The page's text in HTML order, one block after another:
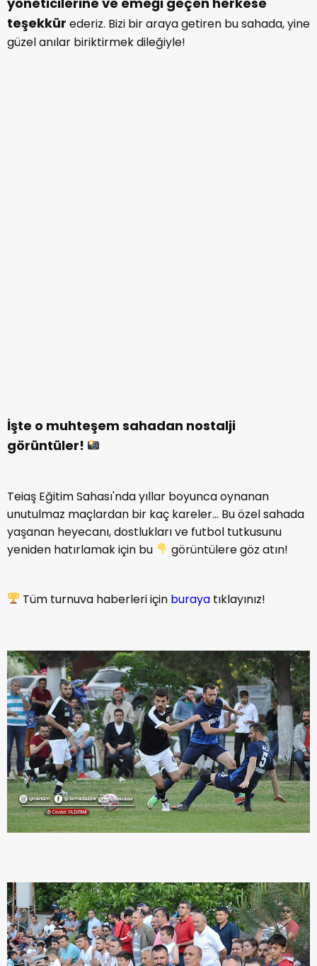
teşekkür ederiz. Bizi bir araya getiren bu sahada, yine
güzel anılar biriktirmek dileğiyle!
İşte o muhteşem sahadan nostalji
görüntüler!
Teiaş Eğitim Sahası'nda yıllar boyunca oynanan
unutulmaz maçlardan bir kaç kareler… Bu özel sahada
yaşanan heyecanı, dostlukları ve futbol tutkusunu
yeniden hatırlamak için bu
görüntülere göz atın!
Tüm turnuva haberleri için buraya tıklayınız!